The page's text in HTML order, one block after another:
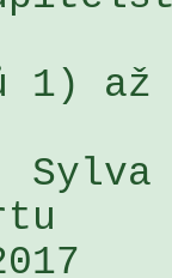
1)
Sylva